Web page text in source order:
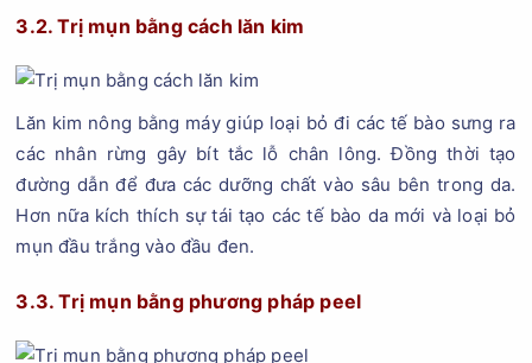
3.2. Trị mụn bằng cách lăn kim
Lăn kim nông bằng máy giúp loại bỏ đi các tế bào sưng ra
các nhân rừng gây bít tắc lỗ chân lông. Đồng thời tạo
đường dẫn để đưa các dưỡng chất vào sâu bên trong da.
Hơn nữa kích thích sự tái tạo các tế bào da mới và loại bỏ
mụn đầu trắng vào đầu đen.
3.3. Trị mụn bằng phương pháp peel